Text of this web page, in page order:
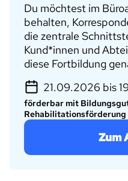
Du möchtest im
behalten,
die zentrale
Kund*innen und
diese Fortbildung
21.09.2026 bis
förderbar mit
Rehabilitationsförderung
Zum